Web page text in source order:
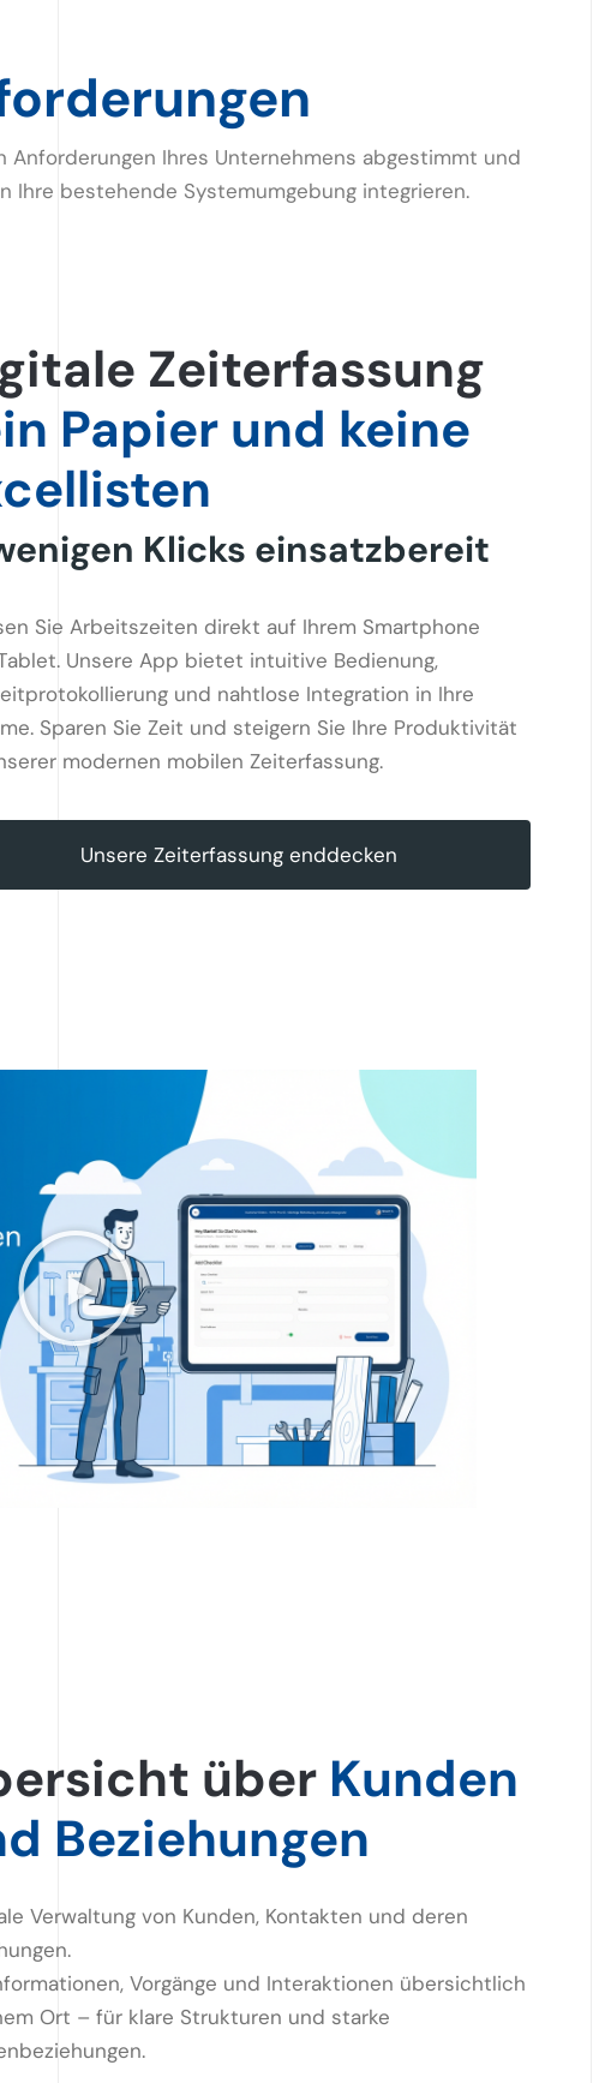
Anforderungen Ihres Unternehmens abgestimmt und
Ihre bestehende Systemumgebung integrieren.
Zeiterfassung
Papier und keine
Klicks einsatzbereit
Sie Arbeitszeiten direkt auf Ihrem Smartphone
Unsere App bietet intuitive Bedienung,
und nahtlose Integration in Ihre
Sparen Sie Zeit und steigern Sie Ihre Produktivität
modernen mobilen Zeiterfassung.
Unsere Zeiterfassung enddecken
über Kunden
Beziehungen
Verwaltung von Kunden, Kontakten und deren
Vorgänge und Interaktionen übersichtlich
Ort – für klare Strukturen und starke